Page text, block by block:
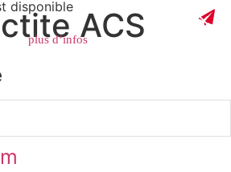
disponible
plus d’infosACS